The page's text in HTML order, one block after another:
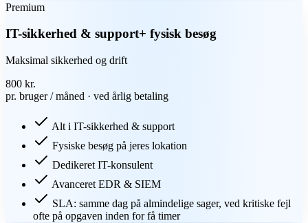
Premium
IT-sikkerhed & support+ fysisk besøg
Maksimal sikkerhed og drift
800 kr.
pr. bruger / måned · ved årlig betaling
Alt i IT-sikkerhed & support
Fysiske besøg på jeres lokation
Dedikeret IT-konsulent
Avanceret EDR & SIEM
SLA: samme dag på almindelige sager, ved kritiske fejl
ofte på opgaven inden for få timer